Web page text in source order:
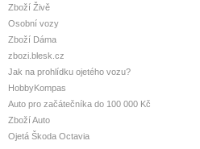
Zboží Živě
Osobní vozy
Zboží Dáma
zbozi.blesk.cz
Jak na prohlídku ojetého vozu?
HobbyKompas
Auto pro začátečníka do 100 000 Kč
Zboží Auto
Ojetá Škoda Octavia